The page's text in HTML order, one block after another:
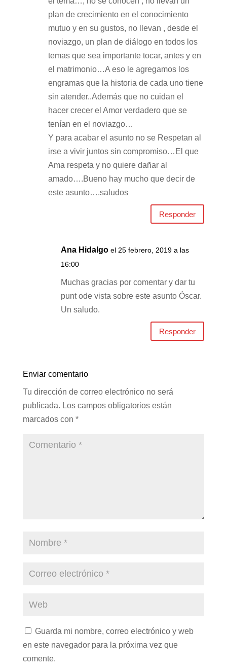
plan de crecimiento en el conocimiento
mutuo y en su gustos, no llevan , desde el
noviazgo, un plan de diálogo en todos los
temas que sea importante tocar, antes y en
el matrimonio…A eso le agregamos los
engramas que la historia de cada uno tiene
sin atender..Además que no cuidan el
hacer crecer el Amor verdadero que se
tenían en el noviazgo…
Y para acabar el asunto no se Respetan al
irse a vivir juntos sin compromiso…El que
Ama respeta y no quiere dañar al
amado….Bueno hay mucho que decir de
este asunto….saludos
Responder
Ana Hidalgo el 25 febrero, 2019 a las
16:00
Muchas gracias por comentar y dar tu
punt ode vista sobre este asunto Óscar.
Un saludo.
Responder
Enviar comentario
Tu dirección de correo electrónico no será
publicada. Los campos obligatorios están
marcados con *
Guarda mi nombre, correo electrónico y web
en este navegador para la próxima vez que
comente.